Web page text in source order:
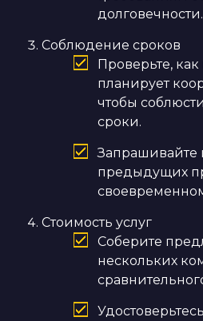
долговечности.
Соблюдение сроков
Проверьте,
планирует
чтобы
сроки.
предыдущих
Стоимость услуг
Соберите
нескольких